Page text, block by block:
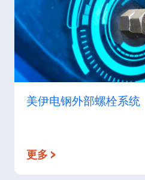
美伊电钢外部螺栓系统
更多 >